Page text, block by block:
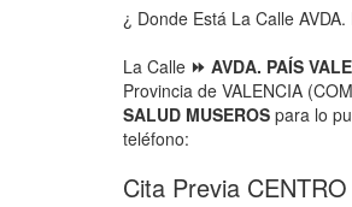
¿ Donde Está La Calle AVDA.
La Calle ⏩ AVDA. PAÍS
Provincia de VALENCIA
SALUD MUSEROS para lo
teléfono:
Cita Previa